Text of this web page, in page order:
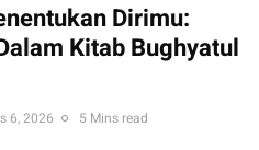
Dirimu:
Kitab Bughyatul
6, 2026 5 Mins read